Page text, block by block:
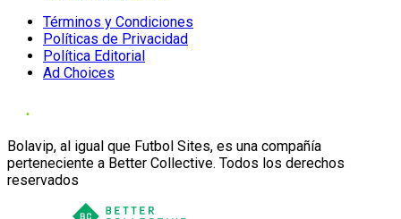
Términos y Condiciones
Políticas de Privacidad
Política Editorial
Ad Choices
Bolavip, al igual que Futbol Sites, es una compañía
perteneciente a Better Collective. Todos los derechos
reservados